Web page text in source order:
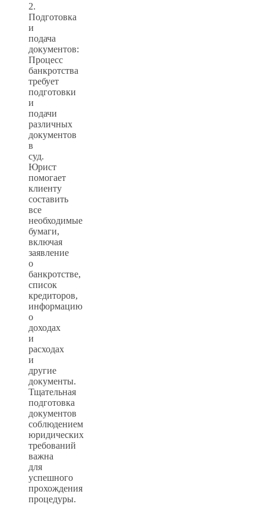
2.
Подготовка
и
подача
документов:
Процесс
банкротства
требует
подготовки
и
подачи
различных
документов
в
суд.
Юрист
помогает
клиенту
составить
все
необходимые
бумаги,
включая
заявление
о
банкротстве,
список
кредиторов,
информацию
о
доходах
и
расходах
и
другие
документы.
Тщательная
подготовка
документов
соблюдением
юридических
требований
важна
для
успешного
прохождения
процедуры.